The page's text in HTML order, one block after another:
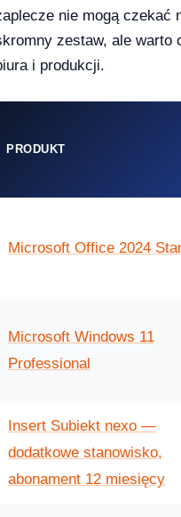
wiedzieć dział IT i księgowość
lipca 2026 — co to oznacza dla
reguły — producenci i
nie mogą czekać
zestaw, ale warto
i produkcji.
PRODUKT
Microsoft Office 2024
Microsoft Windows 11
Professional
Insert Subiekt nexo —
dodatkowe stanowisko,
abonament 12 miesięcy